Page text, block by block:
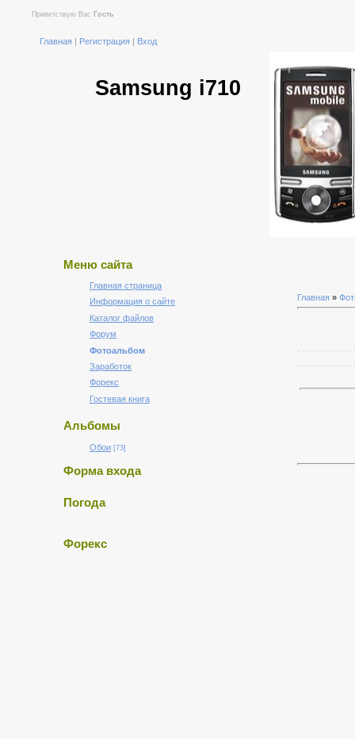
Приветствую Вас Гость
Главная | Регистрация | Вход
Samsung i710
Меню сайта
Главная страница
Информация о сайте
Каталог файлов
Форум
Фотоальбом
Заработок
Форекс
Гостевая книга
Альбомы
Обои [73]
Форма входа
Погода
Форекс
Главная »